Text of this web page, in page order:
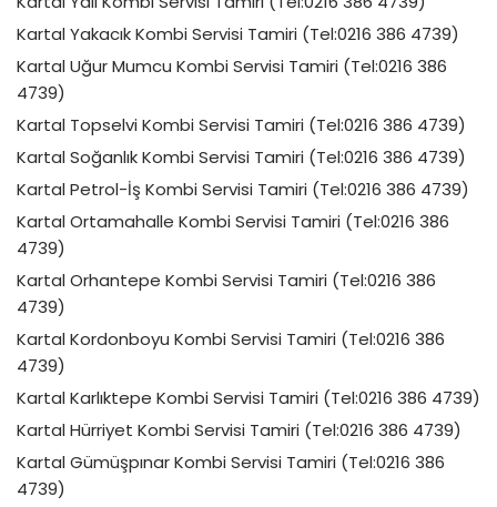
Kartal Yakacık Kombi Servisi Tamiri (Tel:0216 386 4739)
Kartal Uğur Mumcu Kombi Servisi Tamiri (Tel:0216 386
4739)
Kartal Topselvi Kombi Servisi Tamiri (Tel:0216 386 4739)
Kartal Soğanlık Kombi Servisi Tamiri (Tel:0216 386 4739)
Kartal Petrol-İş Kombi Servisi Tamiri (Tel:0216 386 4739)
Kartal Ortamahalle Kombi Servisi Tamiri (Tel:0216 386
4739)
Kartal Orhantepe Kombi Servisi Tamiri (Tel:0216 386
4739)
Kartal Kordonboyu Kombi Servisi Tamiri (Tel:0216 386
4739)
Kartal Karlıktepe Kombi Servisi Tamiri (Tel:0216 386 4739)
Kartal Hürriyet Kombi Servisi Tamiri (Tel:0216 386 4739)
Kartal Gümüşpınar Kombi Servisi Tamiri (Tel:0216 386
4739)